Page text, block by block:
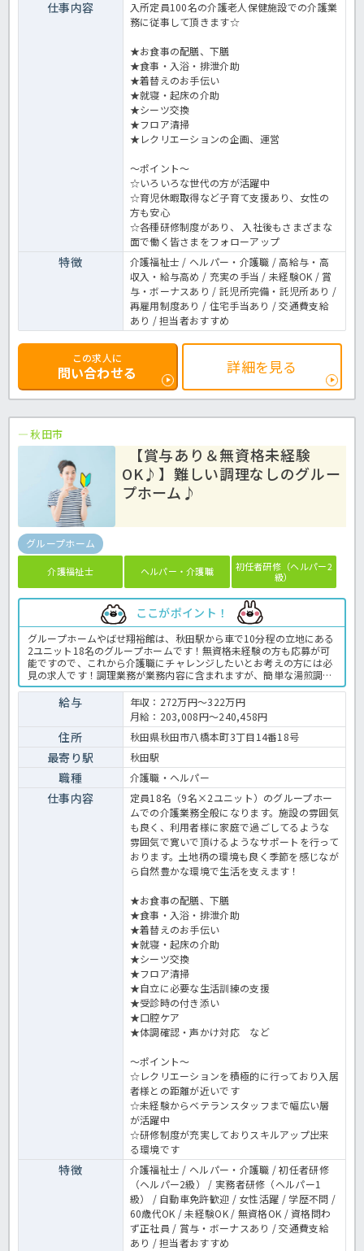
仕事内容
入所定員100名の介護老人保健施設での介護業
務に従事して頂きます☆
★お食事の配膳、下膳
★食事・入浴・排泄介助
★着替えのお手伝い
★就寝・起床の介助
★シーツ交換
★フロア清掃
★レクリエーションの企画、運営
～ポイント～
☆いろいろな世代の方が活躍中
☆育児休暇取得など子育て支援あり、女性の
方も安心
☆各種研修制度があり、 入社後もさまざまな
面で働く皆さまをフォローアップ
特徴
介護福祉士 / ヘルパー・介護職 / 高給与・高
収入・給与高め / 充実の手当 / 未経験OK / 賞
与・ボーナスあり / 託児所完備・託児所あり /
再雇用制度あり / 住宅手当あり / 交通費支給
あり / 担当者おすすめ
この求人に
問い合わせる 詳細を見る
秋田市
【賞与あり＆無資格未経験
OK♪】難しい調理なしのグルー
プホーム♪
グループホーム
介護福祉士 ヘルパー・介護職
初任者研修（ヘルパー2
級）
ここがポイント！
グループホームやばせ翔裕館は、秋田駅から車で10分程の立地にある
2ユニット18名のグループホームです！無資格未経験の方も応募が可
能ですので、これから介護職にチャレンジしたいとお考えの方には必
見の求人です！調理業務が業務内容に含まれますが、簡単な湯煎調理
のため調理経験がない方でも安心の環境です♪八幡運動公園や、銀
行、コンビニなど暮らしに便利なスポットが近隣に点在しているので
晴れた日の外出も楽しめる環境です！ご興味ある方はお気軽にほっ介
護までお問い合わせください！グループホームでの介護業務全般で
す。 ＜介護職 正職員 グループホームの求人＞
給与
年収：272万円～322万円
月給：203,008円～240,458円
住所 秋田県秋田市八橋本町3丁目14番18号
最寄り駅 秋田駅
職種 介護職・ヘルパー
仕事内容
定員18名（9名×2ユニット）のグループホー
ムでの介護業務全般になります。施設の雰囲気
も良く、利用者様に家庭で過ごしてるような
雰囲気で寛いで頂けるようなサポートを行って
おります。土地柄の環境も良く季節を感じなが
ら自然豊かな環境で生活を支えます！
★お食事の配膳、下膳
★食事・入浴・排泄介助
★着替えのお手伝い
★就寝・起床の介助
★シーツ交換
★フロア清掃
★自立に必要な生活訓練の支援
★受診時の付き添い
★口腔ケア
★体調確認・声かけ対応 など
～ポイント～
☆レクリエーションを積極的に行っており入居
者様との距離が近いです
☆未経験からベテランスタッフまで幅広い層
が活躍中
☆研修制度が充実しておりスキルアップ出来
る環境です
特徴
介護福祉士 / ヘルパー・介護職 / 初任者研修
（ヘルパー2級） / 実務者研修（ヘルパー1
級） / 自動車免許歓迎 / 女性活躍 / 学歴不問 /
60歳代OK / 未経験OK / 無資格OK / 資格問わ
ず正社員 / 賞与・ボーナスあり / 交通費支給
あり / 担当者おすすめ